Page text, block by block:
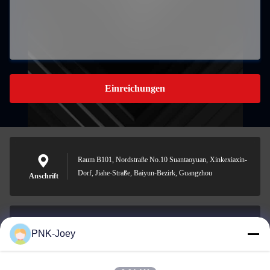
Einreichungen
Anschrift
Raum B101, Nordstraße No.10 Suantaoyuan, Xinkexiaxin-
Dorf, Jiahe-Straße, Baiyun-Bezirk, Guangzhou
E-Mail-Adresse
PNK-Joey